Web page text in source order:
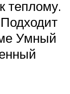
теплому.
Умный